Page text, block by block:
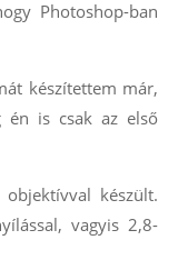
Photoshop-ban
készítettem már,
én is csak az első
készült.
vagyis 2,8-